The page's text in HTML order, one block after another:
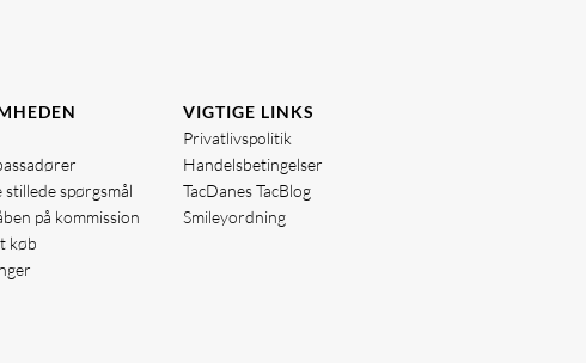
stillede spørgsmål
på kommission
køb
VIGTIGE LINKS
Privatlivspolitik
Handelsbetingelser
TacDanes TacBlog
Smileyordning